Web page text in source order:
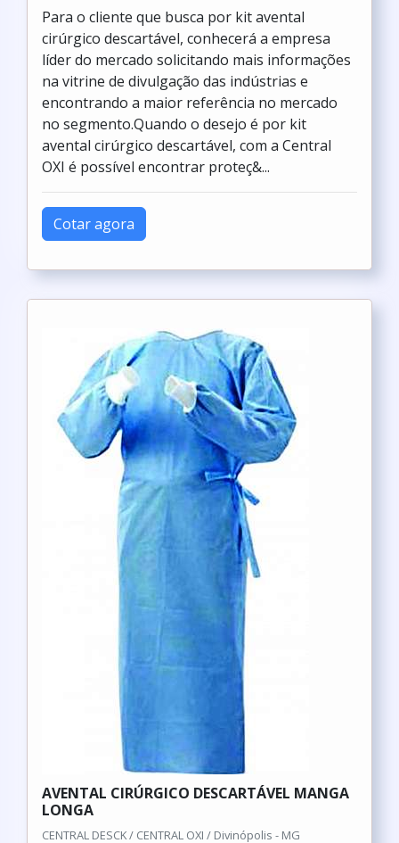
Para o cliente que busca por kit avental
cirúrgico descartável, conhecerá a empresa
líder do mercado solicitando mais informações
na vitrine de divulgação das indústrias e
encontrando a maior referência no mercado
no segmento.Quando o desejo é por kit
avental cirúrgico descartável, com a Central
OXI é possível encontrar proteç&...
Cotar agora
AVENTAL CIRÚRGICO DESCARTÁVEL MANGA
LONGA
CENTRAL DESCK / CENTRAL OXI / Divinópolis - MG